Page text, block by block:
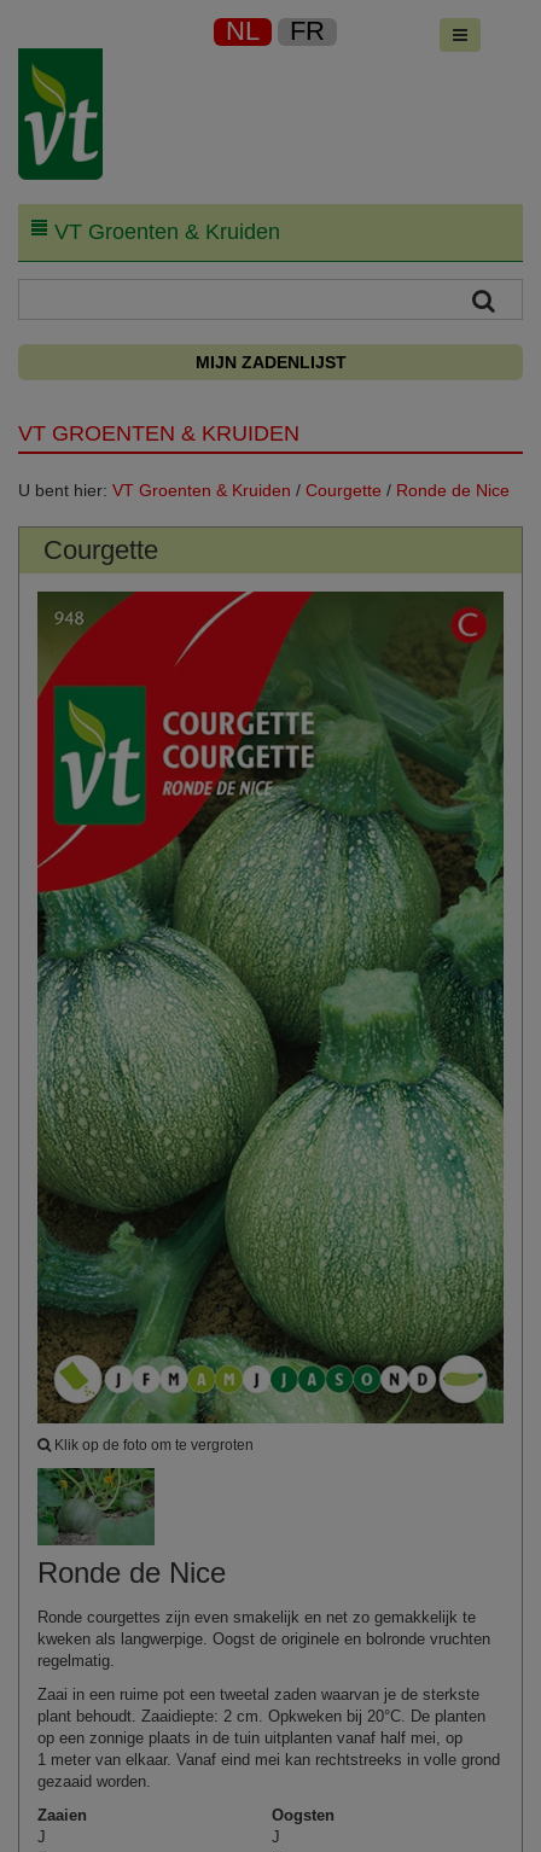
NL FR
VT Groenten & Kruiden
MIJN ZADENLIJST
VT GROENTEN & KRUIDEN
U bent hier: VT Groenten & Kruiden / Courgette / Ronde de Nice
Courgette
Klik op de foto om te vergroten
Ronde de Nice
Ronde courgettes zijn even smakelijk en net zo gemakkelijk te
kweken als langwerpige. Oogst de originele en bolronde vruchten
regelmatig.
Zaai in een ruime pot een tweetal zaden waarvan je de sterkste
plant behoudt. Zaaidiepte: 2 cm. Opkweken bij 20°C. De planten
op een zonnige plaats in de tuin uitplanten vanaf half mei, op
1 meter van elkaar. Vanaf eind mei kan rechtstreeks in volle grond
gezaaid worden.
Zaaien
Oogsten
J
J